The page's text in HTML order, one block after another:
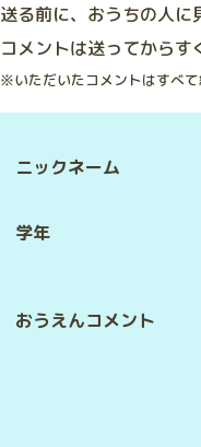
送る前に、おうちの人に
コメントは送ってからす
※いただいたコメントはすべて
学年
ニックネーム